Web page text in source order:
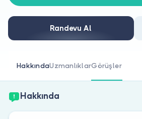
Doktor musunuz?
Randevu Al
HakkındaUzmanlıklarGörüşler
Hakkında